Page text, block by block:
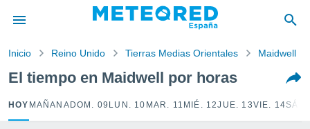
por
para
que se
calidad.
Inicio Reino Unido Tierras Medias Orientales Maidwell
El tiempo en Maidwell por horas
HOY MAÑANA DOM. 09 LUN. 10 MAR. 11 MIÉ. 12JUE. 13VIE. 14